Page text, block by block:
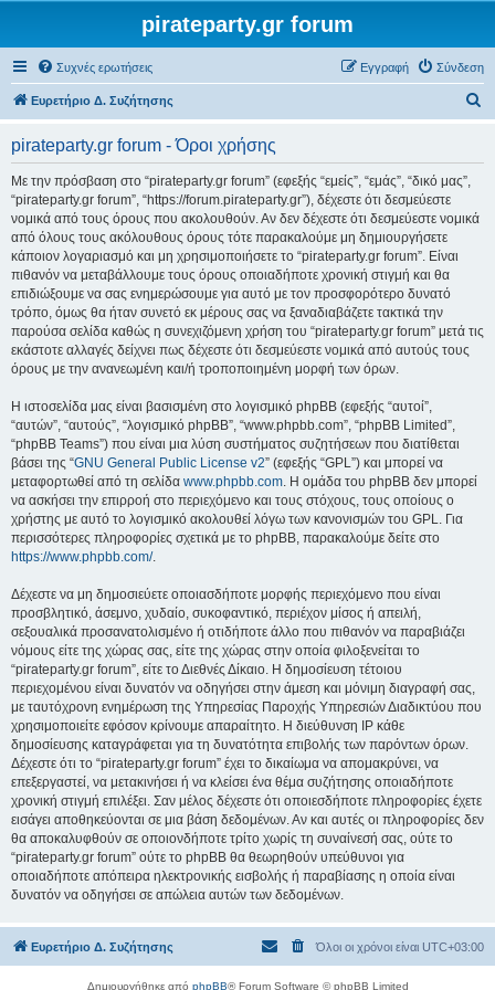
pirateparty.gr forum
Συχνές ερωτήσεις Σύνδεση
Εγγραφή
Ευρετήριο Δ. Συζήτησης
pirateparty.gr forum - Όροι χρήσης
Με την πρόσβαση στο “pirateparty.gr forum” (εφεξής “εμείς”, “εμάς”, “δικό μας”,
“pirateparty.gr forum”, “https://forum.pirateparty.gr”), δέχεστε ότι δεσμεύεστε
νομικά από τους όρους που ακολουθούν. Αν δεν δέχεστε ότι δεσμεύεστε νομικά
από όλους τους ακόλουθους όρους τότε παρακαλούμε μη δημιουργήσετε
κάποιον λογαριασμό και μη χρησιμοποιήσετε το “pirateparty.gr forum”. Είναι
πιθανόν να μεταβάλλουμε τους όρους οποιαδήποτε χρονική στιγμή και θα
επιδιώξουμε να σας ενημερώσουμε για αυτό με τον προσφορότερο δυνατό
τρόπο, όμως θα ήταν συνετό εκ μέρους σας να ξαναδιαβάζετε τακτικά την
παρούσα σελίδα καθώς η συνεχιζόμενη χρήση του “pirateparty.gr forum” μετά τις
εκάστοτε αλλαγές δείχνει πως δέχεστε ότι δεσμεύεστε νομικά από αυτούς τους
όρους με την ανανεωμένη και/ή τροποποιημένη μορφή των όρων.
Η ιστοσελίδα μας είναι βασισμένη στο λογισμικό phpBB (εφεξής “αυτοί”,
“αυτών”, “αυτούς”, “λογισμικό phpBB”, “www.phpbb.com”, “phpBB Limited”,
“phpBB Teams”) που είναι μια λύση συστήματος συζητήσεων που διατίθεται
βάσει της “GNU General Public License v2” (εφεξής “GPL”) και μπορεί να
μεταφορτωθεί από τη σελίδα www.phpbb.com. Η ομάδα του phpBB δεν μπορεί
να ασκήσει την επιρροή στο περιεχόμενο και τους στόχους, τους οποίους ο
χρήστης με αυτό το λογισμικό ακολουθεί λόγω των κανονισμών του GPL. Για
περισσότερες πληροφορίες σχετικά με το phpBB, παρακαλούμε δείτε στο
https://www.phpbb.com/.
Δέχεστε να μη δημοσιεύετε οποιασδήποτε μορφής περιεχόμενο που είναι
προσβλητικό, άσεμνο, χυδαίο, συκοφαντικό, περιέχον μίσος ή απειλή,
σεξουαλικά προσανατολισμένο ή οτιδήποτε άλλο που πιθανόν να παραβιάζει
νόμους είτε της χώρας σας, είτε της χώρας στην οποία φιλοξενείται το
“pirateparty.gr forum”, είτε το Διεθνές Δίκαιο. Η δημοσίευση τέτοιου
περιεχομένου είναι δυνατόν να οδηγήσει στην άμεση και μόνιμη διαγραφή σας,
με ταυτόχρονη ενημέρωση της Υπηρεσίας Παροχής Υπηρεσιών Διαδικτύου που
χρησιμοποιείτε εφόσον κρίνουμε απαραίτητο. Η διεύθυνση IP κάθε
δημοσίευσης καταγράφεται για τη δυνατότητα επιβολής των παρόντων όρων.
Δέχεστε ότι το “pirateparty.gr forum” έχει το δικαίωμα να απομακρύνει, να
επεξεργαστεί, να μετακινήσει ή να κλείσει ένα θέμα συζήτησης οποιαδήποτε
χρονική στιγμή επιλέξει. Σαν μέλος δέχεστε ότι οποιεσδήποτε πληροφορίες έχετε
εισάγει αποθηκεύονται σε μια βάση δεδομένων. Αν και αυτές οι πληροφορίες δεν
θα αποκαλυφθούν σε οποιονδήποτε τρίτο χωρίς τη συναίνεσή σας, ούτε το
“pirateparty.gr forum” ούτε το phpBB θα θεωρηθούν υπεύθυνοι για
οποιαδήποτε απόπειρα ηλεκτρονικής εισβολής ή παραβίασης η οποία είναι
δυνατόν να οδηγήσει σε απώλεια αυτών των δεδομένων.
Ευρετήριο Δ. Συζήτησης Όλοι οι χρόνοι είναι UTC+03:00
Δημιουργήθηκε από phpBB® Forum Software © phpBB Limited